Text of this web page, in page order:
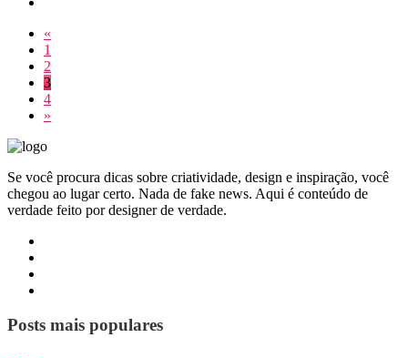
«
1
2
3
4
»
Se você procura dicas sobre criatividade, design e inspiração, você
chegou ao lugar certo. Nada de fake news. Aqui é conteúdo de
verdade feito por designer de verdade.
Posts mais populares